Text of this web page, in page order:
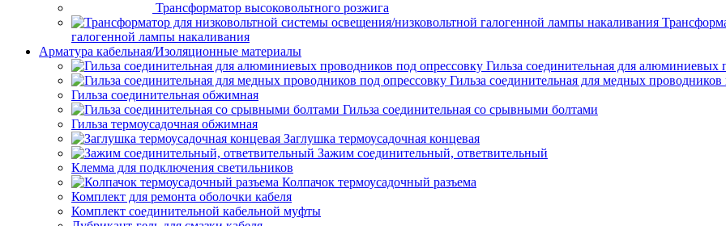
Трансформатор высоковольтного розжига
галогенной лампы накаливания
Арматура кабельная/Изоляционные материалы
Гильза соединительная для алюминиевых
Гильза соединительная для медных проводников
Гильза соединительная обжимная
Гильза соединительная со срывными болтами
Гильза термоусадочная обжимная
Заглушка термоусадочная концевая
Зажим соединительный, ответвительный
Клемма для подключения светильников
Колпачок термоусадочный разъема
Комплект для ремонта оболочки кабеля
Комплект соединительной кабельной муфты